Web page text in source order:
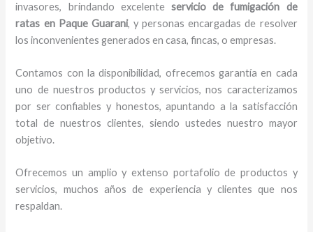
invasores, brindando excelente servicio de fumigación de
ratas en Paque Guarani, y personas encargadas de resolver
los inconvenientes generados en casa, fincas, o empresas.
Contamos con la disponibilidad, ofrecemos garantía en cada
uno de nuestros productos y servicios, nos caracterizamos
por ser confiables y honestos, apuntando a la satisfacción
total de nuestros clientes, siendo ustedes nuestro mayor
objetivo.
Ofrecemos un amplio y extenso portafolio de productos y
servicios, muchos años de experiencia y clientes que nos
respaldan.